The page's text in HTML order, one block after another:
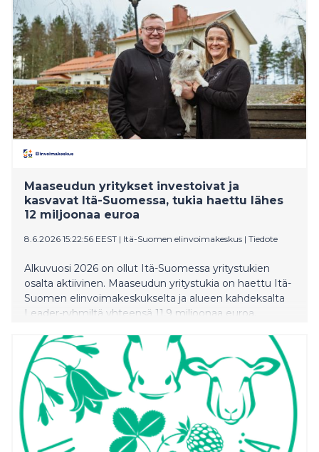
Maaseudun yritykset investoivat ja
kasvavat Itä-Suomessa, tukia haettu lähes
12 miljoonaa euroa
8.6.2026 15:22:56 EEST | Itä-Suomen elinvoimakeskus | Tiedote
Alkuvuosi 2026 on ollut Itä-Suomessa yritystukien
osalta aktiivinen. Maaseudun yritystukia on haettu Itä-
Suomen elinvoimakeskukselta ja alueen kahdeksalta
Leader-ryhmiltä yhteensä 11,9 miljoonaa euroa.